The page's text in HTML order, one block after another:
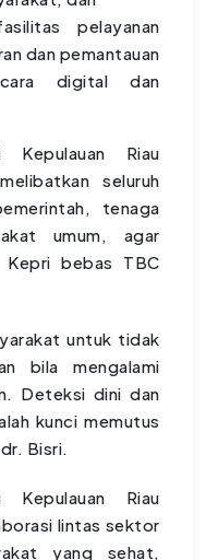
pelayanan
dan pemantauan
digital dan
Kepulauan Riau
seluruh
tenaga
umum, agar
Kepri bebas TBC
untuk tidak
bila mengalami
Deteksi dini dan
kunci memutus
Bisri.
Kepulauan Riau
lintas sektor
yang sehat,